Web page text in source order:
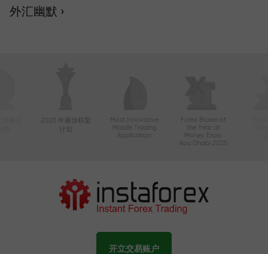
外汇幽默 ›
2020 年最佳联盟
Most Innovative
Mobile Trading
Application
Forex Broker of
the Year at
Money Expo
Abu Dhabi 2025
开立交易账户